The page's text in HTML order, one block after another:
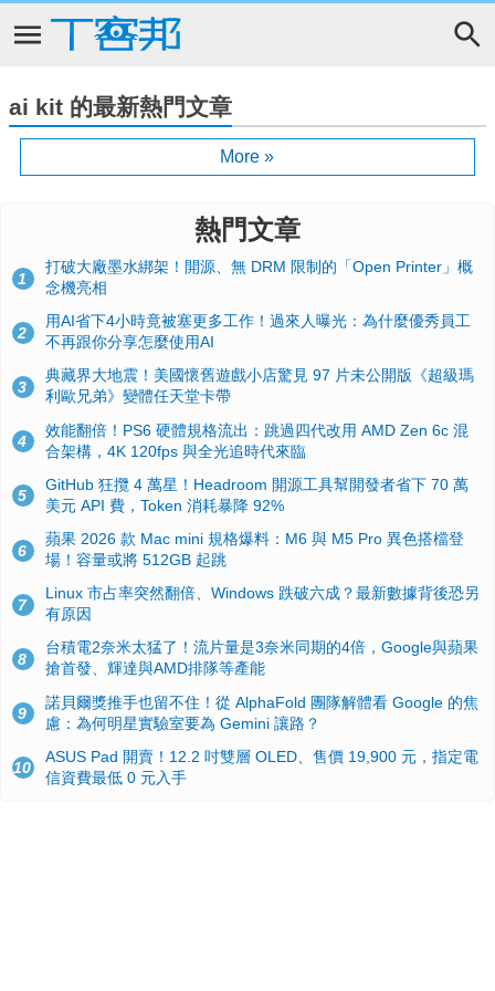
ai kit 的最新熱門文章
More »
熱門文章
1
打破大廠墨水綁架！開源、無 DRM 限制的「Open Printer」概
念機亮相
2
用AI省下4小時竟被塞更多工作！過來人曝光：為什麼優秀員工
不再跟你分享怎麼使用AI
3
典藏界大地震！美國懷舊遊戲小店驚見 97 片未公開版《超級瑪
利歐兄弟》變體任天堂卡帶
4
效能翻倍！PS6 硬體規格流出：跳過四代改用 AMD Zen 6c 混
合架構，4K 120fps 與全光追時代來臨
5
GitHub 狂攬 4 萬星！Headroom 開源工具幫開發者省下 70 萬
美元 API 費，Token 消耗暴降 92%
6
蘋果 2026 款 Mac mini 規格爆料：M6 與 M5 Pro 異色搭檔登
場！容量或將 512GB 起跳
7
Linux 市占率突然翻倍、Windows 跌破六成？最新數據背後恐另
有原因
8
台積電2奈米太猛了！流片量是3奈米同期的4倍，Google與蘋果
搶首發、輝達與AMD排隊等產能
9
諾貝爾獎推手也留不住！從 AlphaFold 團隊解體看 Google 的焦
慮：為何明星實驗室要為 Gemini 讓路？
10
ASUS Pad 開賣！12.2 吋雙層 OLED、售價 19,900 元，指定電
信資費最低 0 元入手